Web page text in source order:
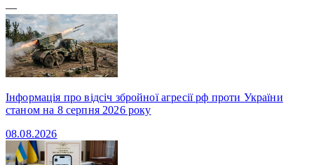
—
Інформація про відсіч збройної агресії рф проти України
станом на 8 серпня 2026 року
08.08.2026